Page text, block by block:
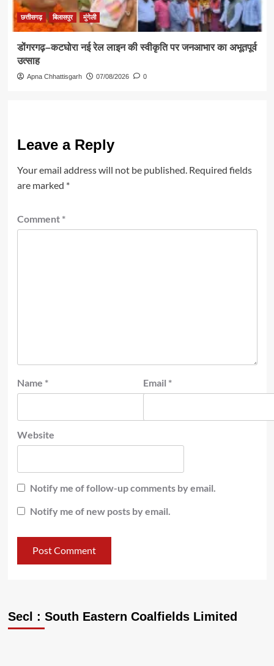
छत्तीसगढ़ बिलासपुर मुंगेली
डोंगरगढ़–कटघोरा नई रेल लाइन की स्वीकृति पर जनआभार का अभूतपूर्व
उत्साह
Apna Chhattisgarh 07/08/2026 0
Leave a Reply
Your email address will not be published. Required fields
are marked *
Comment *
Name * Email *
Website
Notify me of follow-up comments by email.
Notify me of new posts by email.
Secl : South Eastern Coalfields Limited